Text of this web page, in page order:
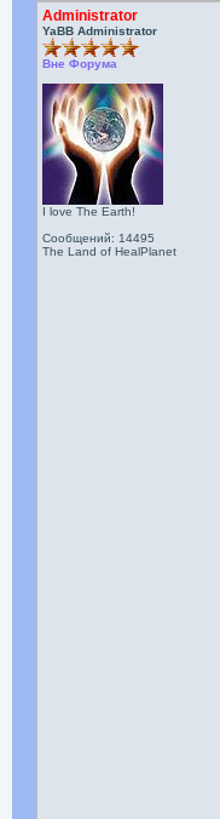
Administrator
YaBB Administrator
Вне Форума
I love The Earth!
Сообщений: 14495
The Land of HealPlanet